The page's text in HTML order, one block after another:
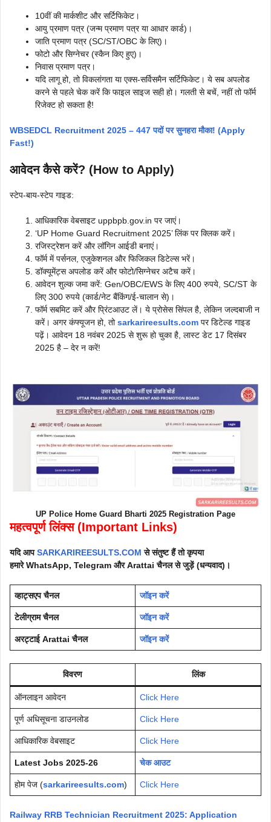
10वीं की मार्कशीट और सर्टिफिकेट।
आयु प्रमाण पत्र (जन्म प्रमाण पत्र या आधार कार्ड)।
जाति प्रमाण पत्र (SC/ST/OBC के लिए)।
फोटो और सिग्नेचर (स्कैन किए हुए)।
निवास प्रमाण पत्र।
यदि लागू हो, तो विकलांगता या एक्स-सर्विसमैन सर्टिफिकेट। ये सब अपलोड
करने से पहले चेक करें कि फाइल साइज सही हो। गलती से बचें, नहीं तो फॉर्म
रिजेक्ट हो सकता है!
WBSEDCL Recruitment 2025 – 447 पदों पर सुनहरा मौका! (Apply
Fast!)
आवेदन कैसे करें? (How to Apply)
स्टेप-बाय-स्टेप गाइड:
आधिकारिक वेबसाइट uppbpb.gov.in पर जाएं।
‘UP Home Guard Recruitment 2025’ लिंक पर क्लिक करें।
रजिस्ट्रेशन करें और लॉगिन आईडी बनाएं।
फॉर्म में पर्सनल, एजुकेशनल और फिजिकल डिटेल्स भरें।
डॉक्यूमेंट्स अपलोड करें और फोटो/सिग्नेचर अटैच करें।
आवेदन शुल्क जमा करें: Gen/OBC/EWS के लिए 400 रुपये, SC/ST के
लिए 300 रुपये (कार्ड/नेट बैंकिंग/ई-चालान से)।
फॉर्म सबमिट करें और प्रिंटआउट लें। ये प्रोसेस सिंपल है, लेकिन जल्दबाजी न
करें। अगर कंफ्यूजन हो, तोsarkarireesults.com पर डिटेल्ड गाइड
पढ़ें। आवेदन 18 नवंबर 2025 से शुरू हो चुका है, लास्ट डेट 17 दिसंबर
2025 है – देर न करें!
UP Police Home Guard Bharti 2025 Registration Page
महत्वपूर्ण लिंक्स (Important Links)
यदि आपSARKARIREESULTS.COM से संतुष्ट हैं तो कृपया
हमारे WhatsApp, Telegram और Arattai चैनल से जुड़ें (धन्यवाद)।
व्हाट्सएप चैनल जॉइन करें
टेलीग्राम चैनल जॉइन करें
अरट्टाई Arattai चैनल जॉइन करें
विवरण लिंक
ऑनलाइन आवेदन Click Here
पूर्ण अधिसूचना डाउनलोड Click Here
आधिकारिक वेबसाइट Click Here
Latest Jobs 2025-26 चेक आउट
होम पेज (sarkarireesults.com) Click Here
Railway RRB Technician Recruitment 2025: Application